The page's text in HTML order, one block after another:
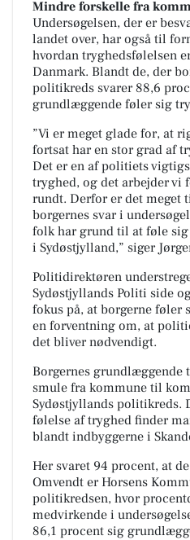
Mindre forskelle fra
Undersøgelsen, der er
landet over, har også til
hvordan tryghedsfølelsen
Danmark. Blandt de, der
politikreds svarer 88,6
grundlæggende føler sig
”Vi er meget glade for, at
fortsat har en stor grad af
Det er en af politiets
tryghed, og det arbejder vi
rundt. Derfor er det meget
borgernes svar i
folk har grund til at føle
i Sydøstjylland,” siger
Politidirektøren
Sydøstjyllands Politi side
fokus på, at borgerne føler
en forventning om, at
det bliver nødvendigt.
Borgernes grundlæggende
smule fra kommune til
Sydøstjyllands politikreds.
følelse af tryghed finder
blandt indbyggerne i
Her svaret 94 procent, at
Omvendt er Horsens
politikredsen, hvor
medvirkende i
86,1 procent sig